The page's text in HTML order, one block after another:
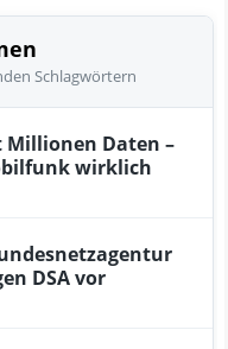
Schlagwörtern
Millionen Daten –
wirklich
DSA vor